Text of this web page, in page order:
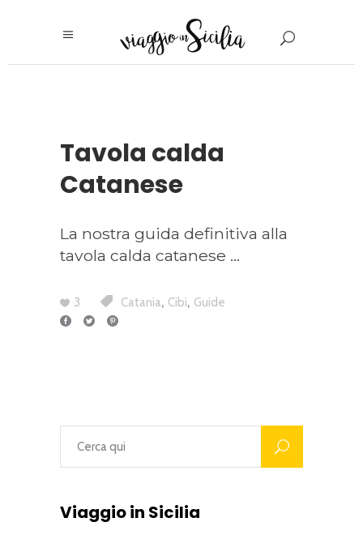
Tavola calda
Catanese
La nostra guida definitiva alla
tavola calda catanese
3 Catania, Cibi, Guide
Viaggio in Sicilia